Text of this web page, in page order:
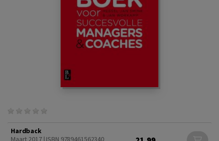
Hardback
Maart 2017 | ISBN 9789461562340